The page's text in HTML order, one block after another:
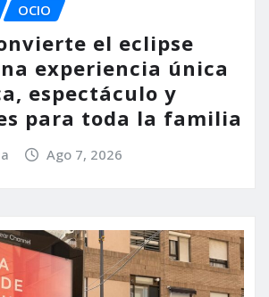
OCIO
el eclipse
experiencia única
espectáculo y
para toda la familia
Ago 7, 2026